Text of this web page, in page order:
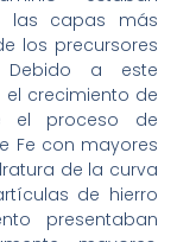
las capas más
los precursores
a este
el crecimiento de
el proceso de
Fe con mayores
de la curva
de hierro
presentaban